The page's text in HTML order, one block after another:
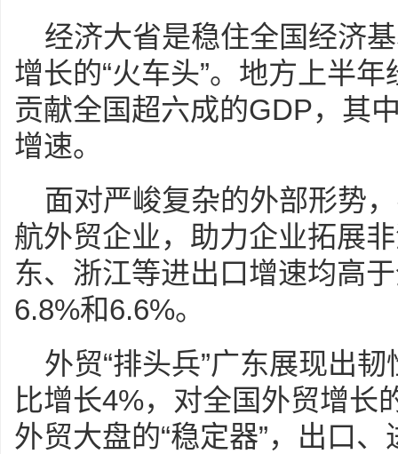
经济大省是稳住全国经济
增长的“火车头”。地方上半
贡献全国超六成的GDP，其
增速。
面对严峻复杂的外部形势
航外贸企业，助力企业拓展
东、浙江等进出口增速均高
6.8%和6.6%。
外贸“排头兵”广东展现出
比增长4%，对全国外贸增长
外贸大盘的“稳定器”，出口